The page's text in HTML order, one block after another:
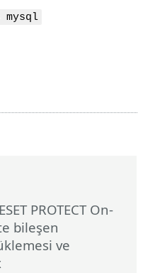
ESET PROTECT On-
bileşen
ve